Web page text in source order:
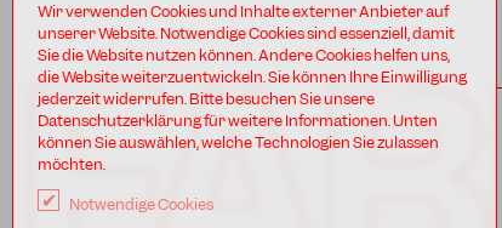
Wir verwenden Cookies und Inhalte externer Anbieter auf
unserer Website. Notwendige Cookies sind essenziell, damit
Sie die Website nutzen können. Andere Cookies helfen uns,
die Website weiterzuentwickeln. Sie können Ihre Einwilligung
jederzeit widerrufen. Bitte besuchen Sie unsere
Datenschutzerklärung für weitere Informationen. Unten
können Sie auswählen, welche Technologien Sie zulassen
möchten.
Notwendige Cookies